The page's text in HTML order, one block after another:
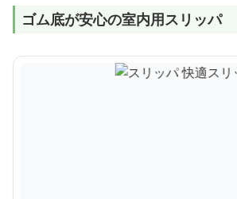
ゴム底が安心の室内用スリッパ